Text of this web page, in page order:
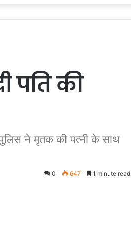
पति की
पुलिस ने मृतक की पत्नी के साथ
0 647 1 minute read